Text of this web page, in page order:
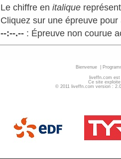
Le chiffre en italique
Cliquez sur une épreuve
--:--.--: Épreuve non courue
Bienvenue
liveffn.com
Ce site
© 2011 liveffn.com version :